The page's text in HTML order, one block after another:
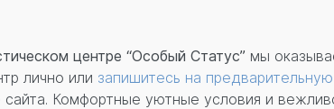
центре “Особый Статус” мы
лично или запишитесь на
сайта. Комфортные уютные условия и